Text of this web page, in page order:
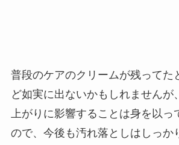
普段のケアのクリームが残ってた
ど如実に出ないかもしれませんが
上がりに影響することは身を以っ
ので、今後も汚れ落としはしっか